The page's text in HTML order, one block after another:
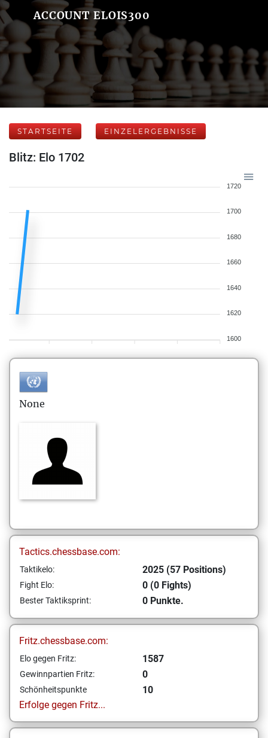
ACCOUNT ELOIS300
STARTSEITE EINZELERGEBNISSE
Blitz: Elo 1702
1720
1700
1680
1660
1640
1620
1600
None
Tactics.chessbase.com:
Taktikelo: 2025 (57 Positions)
Fight Elo: 0 (0 Fights)
Bester Taktiksprint: 0 Punkte.
Fritz.chessbase.com:
Elo gegen Fritz: 1587
Gewinnpartien Fritz: 0
Schönheitspunkte
10
Erfolge gegen Fritz...